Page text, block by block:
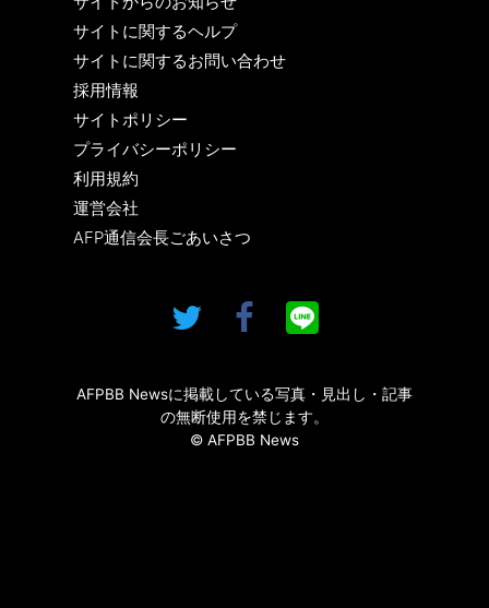
サイトに関するヘルプ
サイトに関するお問い合わせ
採用情報
サイトポリシー
プライバシーポリシー
利用規約
運営会社
AFP通信会長ごあいさつ
AFPBB Newsに掲載している写真・見出し・記事
の無断使用を禁じます。
© AFPBB News